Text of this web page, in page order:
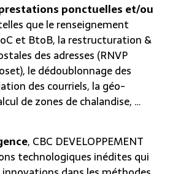
ponctuelles et/ou
que le renseignement
et BtoB, la restructuration &
des adresses (RNVP
le dédoublonnage des
des courriels, la géo-
de zones de chalandise, …
, CBC DEVELOPPEMENT
technologiques inédites qui